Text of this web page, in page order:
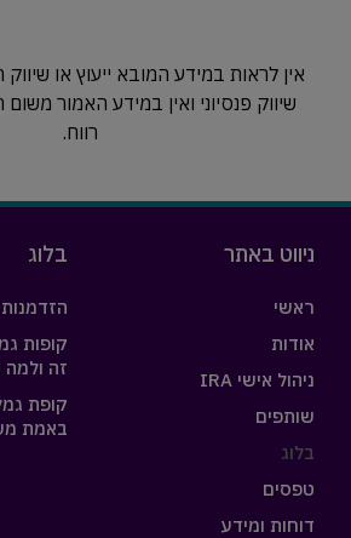
אין לראות במידע המובא ייעוץ או שיווק
שיווק פנסיוני ואין במידע האמור
רווח.
ניווט באתר
ראשי
אודות
ניהול אישי IRA
שותפים
בלוג
טפסים
דוחות ומידע
בלוג
קופות
זה ולמה
באמת